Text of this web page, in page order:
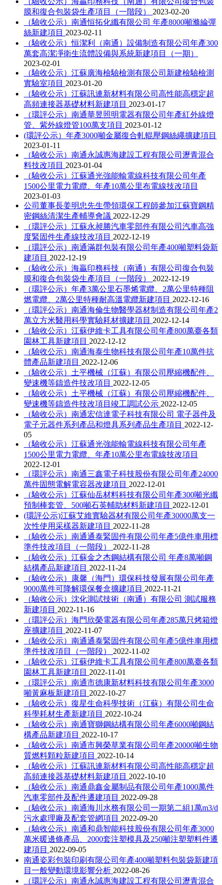
膜和復合包裝袋生產項目（一階段） 2023-02-20
（驗收公示）南通恒拓化纖有限公司 年產8000噸滌綸彈
絲新建項目 2023-02-11
（驗收公示）恒潔利（南通）設備制造有限公司年產300
萬套高潔凈衛生流體設備與系統新建項目（一期）
2023-02-01
（驗收公示）江蘇廣海檢驗檢測有限公司新建檢驗檢測
實驗室項目 2023-01-20
（驗收公示）江蘇訊連新材料有限公司高性能高穩定超
高頻連接器基礎材料新建項目 2023-01-17
（環評公示）南通華昱照明電器有限公司年產紅外線燈
管、紫外線燈管100萬支項目 2023-01-12
(環評公示）年產3000噸金屬復合軋輥壓鋼絲繩擴建項目
2023-01-11
（驗收公示）南通永誠惠海建設工程有限公司瀝青混合
料技改項目 2023-01-04
（驗收公示）江蘇通光強能輸電線科技有限公司年產
1500公里電力電纜、年產10萬公里布電線技改項目
2023-01-03
公司董事長姜明忠先生帶領環保工程師參加江蘇寶鋼精
密鋼絲清潔生產輔導會議 2022-12-29
（環評公示）江蘇永昶勝汽車零部件有限公司汽車高強
度緊固件生產線技改項目 2022-12-19
（環評公示）南通滿群包裝有限公司年產400噸塑料袋新
建項目 2022-12-19
（驗收公示）海贏印務科技（南通）有限公司復合包裝
膜和復合包裝袋生產項目（一階段） 2022-12-19
（環評公示）年產3萬公里石墨烯電纜、2萬公里特種阻
燃電纜、2萬公里特種耐高溫電纜新建項目 2022-12-16
（環評公示）南通海倫生物醫學器材制造有限公司年產2
萬立方米醫用科學實驗耗材擴建項目 2022-12-14
（驗收公示）江蘇伊維卡工具有限公司年產800萬臺各類
園林工具新建項目 2022-12-12
（驗收公示）南通海泰生物科技有限公司年產10萬件抗
體產品新建項目 2022-12-06
（驗收公示）土平機械（江蘇）有限公司壓縮機配件、
變速機等鑄造件技改項目 2022-12-05
（驗收公示）土平機械（江蘇）有限公司壓縮機配件、
變速機等鑄造件技改項目竣工調試公示 2022-12-05
（驗收公示）南通宏信達電子科技有限公司 電子器件及
電子元器件系列產品和燈具系列產品生產項目 2022-12-
05
（驗收公示）江蘇通光強能輸電線科技有限公司年產
1500公里電力電纜、年產10萬公里布電線技改項目
2022-12-01
（環評公示）南通三鑫電子科技股份有限公司年產24000
萬件固態電解電容器改建項目 2022-12-01
（驗收公示）江蘇仙岳材料科技有限公司年產300噸光纖
預制棒套管、500噸石英輔助材料新建項目 2022-12-01
(環評公示)江蘇艾維實驗器材有限公司年產30000萬支一
次性使用采樣器新建項目 2022-11-28
（驗收公示）南通通泰緊固件有限公司年產5億件車用標
準件技改項目（一階段） 2022-11-28
（驗收公示）江蘇金之杰鋼結構有限公司 年產8萬噸鋼
結構產品新建項目 2022-11-24
（驗收公示）康馨（海門）環保科技發展有限公司年產
9000萬件可降解環保餐盒擴建項目 2022-11-21
（驗收公示）沈化測試技術（南通）有限公司 測試服務
新建項目 2022-11-16
（環評公示）海門欣榮電器有限公司年產285萬只烤箱燈
座擴建項目 2022-11-07
（驗收公示）南通通泰緊固件有限公司年產5億件車用標
準件技改項目（一階段） 2022-11-02
（驗收公示）江蘇伊維卡工具有限公司年產800萬臺各類
園林工具新建項目 2022-11-01
（環評公示）南通市德康新材料科技有限公司年產3000
噸黃麻板新建項目 2022-10-27
（驗收公示）復星生命科學技術（江蘇）有限公司生命
科學耗材生產新建項目 2022-10-24
（驗收公示）南通寶獅鋼結構有限公司年產6000噸鋼結
構產品新建項目 2022-10-17
（驗收公示）南通市興榮草業有限公司年產20000噸生物
質燃料顆粒新建項目 2022-10-14
（驗收公示）江蘇訊連新材料有限公司高性能高穩定超
高頻連接器基礎材料新建項目 2022-10-10
（驗收公示）南通鼎鑫金屬制品有限公司年產1000萬件
汽車零部件及配件遷建項目 2022-09-28
（驗收公示）南通海川水務有限公司一期第二組1萬m3/d
污水處理廠及配套管網項目 2022-09-20
（驗收公示）南通和鼎智能科技股份有限公司年產3000
萬米暖邊條產品、2000套注塑模具及250噸注塑塑料件遷
建項目 2022-09-05
南通姿彩包裝印刷有限公司年產400噸塑料包裝袋新建項
目一般變動環境影響分析 2022-08-26
（環評公示）南通永誠惠海建設工程有限公司瀝青混合